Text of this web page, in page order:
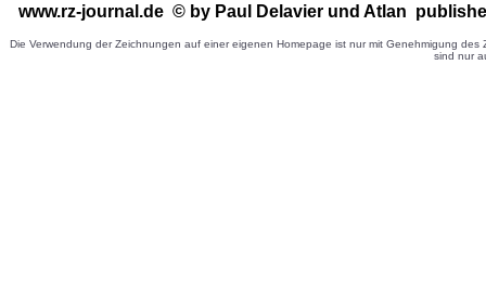
www.rz-journal.de © by Paul Delavier und Atlan
Die Verwendung der Zeichnungen auf einer eigenen Homepage ist nur mit Genehmigung
sind nur